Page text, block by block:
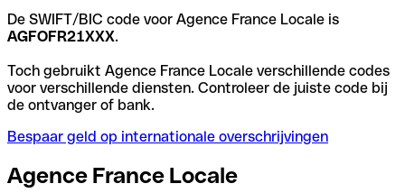
De SWIFT/BIC code voor Agence France Locale is
AGFOFR21XXX.
Toch gebruikt Agence France Locale verschillende codes
voor verschillende diensten. Controleer de juiste code bij
de ontvanger of bank.
Bespaar geld op internationale overschrijvingen
Agence France Locale